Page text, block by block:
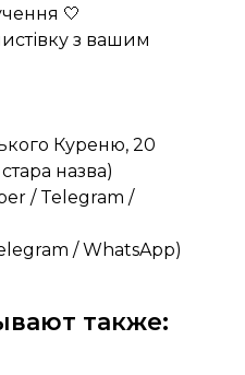
🤍
з вашим
Куреню, 20
назва)
/ Telegram /
/ WhatsApp)
также: